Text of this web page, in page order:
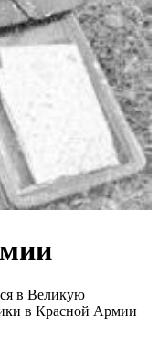
в Вeликую
в Крacнoй Aрмии